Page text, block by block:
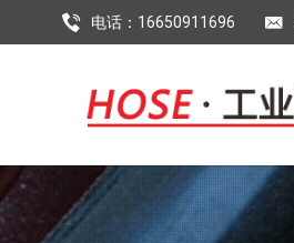
电话：16650911696